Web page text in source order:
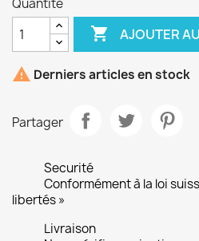
Quantité
 AJOUTER
 Derniers articles en stock
Partager
Securité
Conformément à la loi
libertés »
Livraison